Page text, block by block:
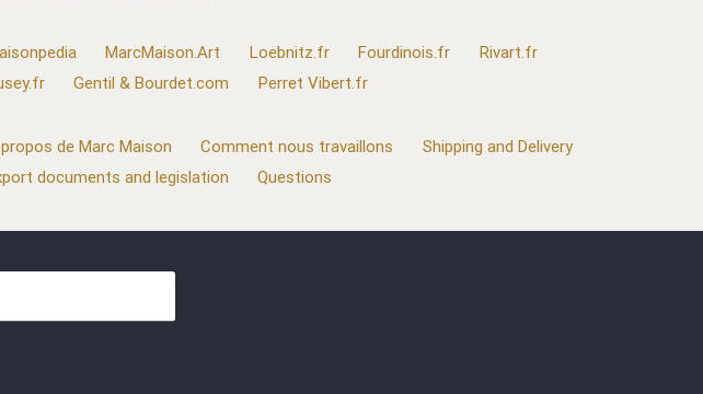
MarcMaison.Art Loebnitz.fr Fourdinois.fr
Rivart.fr
Gentil & Bourdet.com Perret Vibert.fr
de Marc Maison Comment nous travaillons
Shipping and Delivery
documents and legislation
Questions